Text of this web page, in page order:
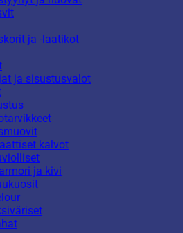
ja -laatikot
ja sisustusvalot
kalvot
ja kivi